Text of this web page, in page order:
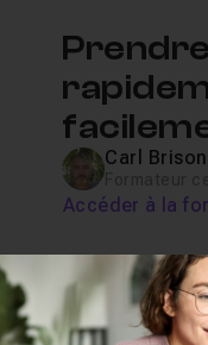
Carl Brison
Accéder à la